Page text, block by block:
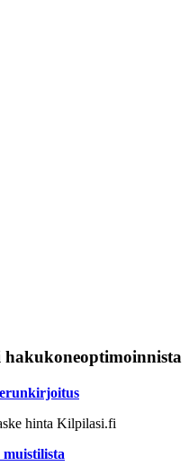
hinta Kilpilasi.fi